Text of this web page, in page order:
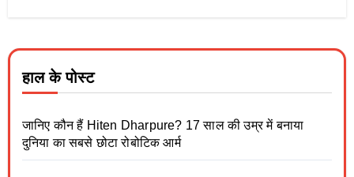
हाल के पोस्ट
जानिए कौन हैं Hiten Dharpure? 17 साल की उम्र में बनाया
दुनिया का सबसे छोटा रोबोटिक आर्म